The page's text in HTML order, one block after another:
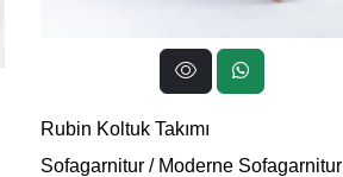
Rubin Koltuk Takımı
Sofagarnitur/ Moderne Sofagarnitur